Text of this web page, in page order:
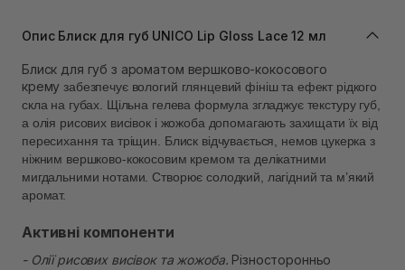
В наявності
Самовивіз м. Рівне, вул. 16-го Липня, 15
В наявності
Самовивіз м. Рівне, вул. Кулика і Гудачека 23 (ТЦ
Екватор)
В наявності
Опис Блиск для губ UNICO Lip Gloss Lace 12 мл
Блиск для губ з ароматом вершково-кокосового
кремузабезпечує вологий глянцевий фініш та ефект рідкого
скла на губах. Щільна гелева формула згладжує текстуру губ,
а олія рисових висівок і жожоба допомагають захищати їх від
пересихання та тріщин. Блиск відчувається, немов цукерка з
ніжним вершково-кокосовим кремом та делікатними
мигдальними нотами. Створює солодкий, лагідний та м’який
аромат.
Активні компоненти
- Олії рисових висівок та жожоба. Різносторонньо